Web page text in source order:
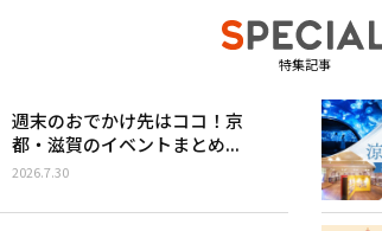
特集記事
週末のおでかけ先はココ！京
都・滋賀のイベントまとめ...
2026.7.30